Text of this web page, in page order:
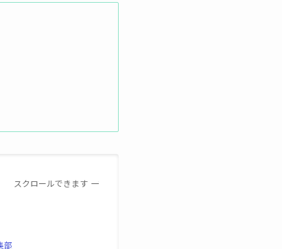
スクロールできます
部